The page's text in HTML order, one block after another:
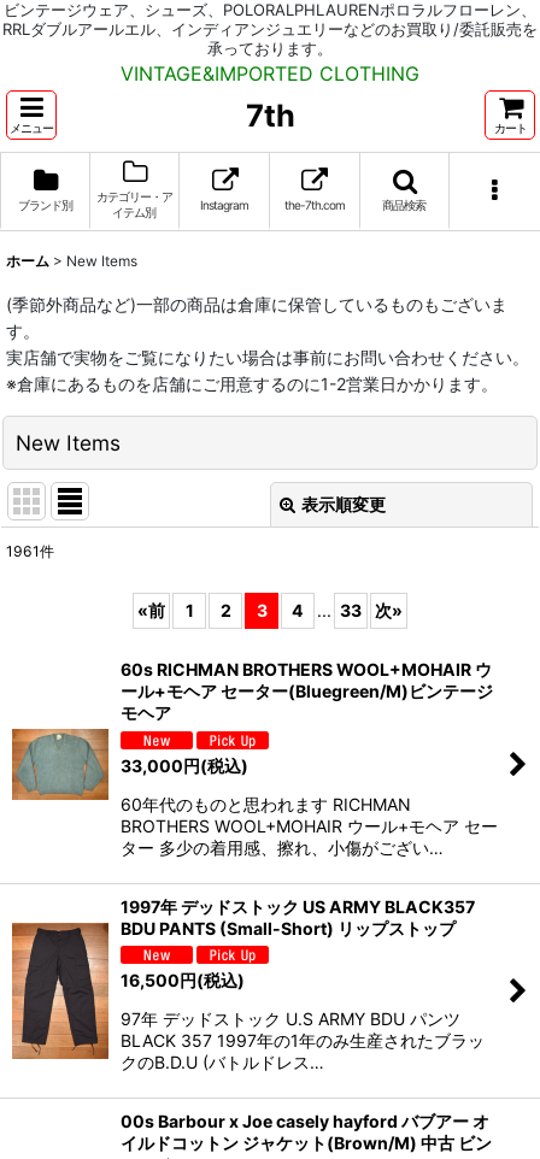
ビンテージウェア、シューズ、POLORALPHLAURENポロラルフローレン、
RRLダブルアールエル、インディアンジュエリーなどのお買取り/委託販売を
承っております。
VINTAGE&IMPORTED CLOTHING
メニュー 7th カート
ブランド別
カテゴリー・ア
イテム別
Instagram the-7th.com 商品検索
ホーム > New Items
(季節外商品など)一部の商品は倉庫に保管しているものもございま
す。
実店舗で実物をご覧になりたい場合は事前にお問い合わせください。
※倉庫にあるものを店舗にご用意するのに1-2営業日かかります。
New Items
表示順変更
絞り込む
1961件
«前 1 2 3 4 ... 33 次»
60s RICHMAN BROTHERS WOOL+MOHAIR ウ
ール+モヘア セーター(Bluegreen/M)ビンテージ
モヘア
33,000円(税込)
60年代のものと思われます RICHMAN
BROTHERS WOOL+MOHAIR ウール+モヘア セー
ター 多少の着用感、擦れ、小傷がござい…
1997年 デッドストック US ARMY BLACK357
BDU PANTS (Small-Short) リップストップ
16,500円(税込)
97年 デッドストック U.S ARMY BDU パンツ
BLACK 357 1997年の1年のみ生産されたブラッ
クのB.D.U (バトルドレス…
00s Barbour x Joe casely hayford バブアー オ
イルドコットン ジャケット(Brown/M) 中古 ビン